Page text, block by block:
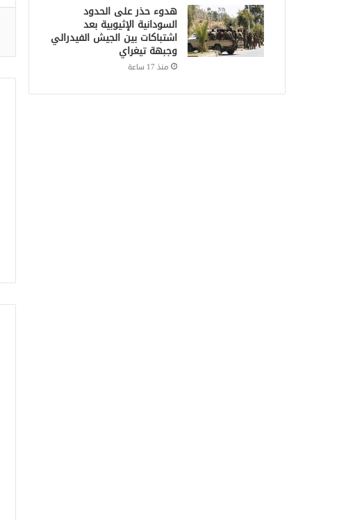
هدوء حذر على الحدود
السودانية الإثيوبية بعد
اشتباكات بين الجيش الفيدرالي
وجبهة تيغراي
منذ 17 ساعة